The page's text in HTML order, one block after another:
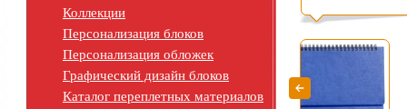
Коллекции
Персонализация блоков
Персонализация обложек
Графический дизайн блоков
Каталог переплетных материалов